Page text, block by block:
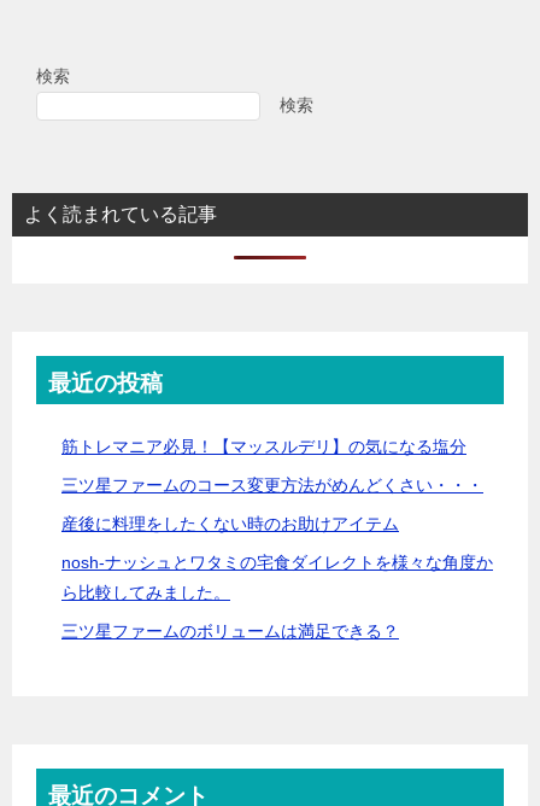
ョ
ン
検索
検索
よく読まれている記事
最近の投稿
筋トレマニア必見！【マッスルデリ】の気になる塩分
三ツ星ファームのコース変更方法がめんどくさい・・・
産後に料理をしたくない時のお助けアイテム
nosh-ナッシュとワタミの宅食ダイレクトを様々な角度か
ら比較してみました。
三ツ星ファームのボリュームは満足できる？
最近のコメント